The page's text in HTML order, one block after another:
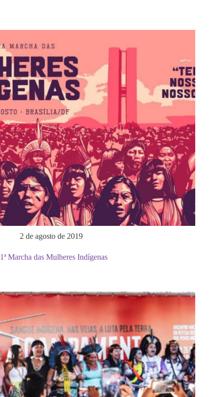
2 de agosto de 2019
1ª Marcha das Mulheres Indígenas